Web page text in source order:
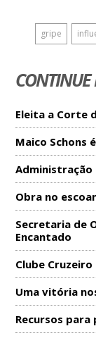
gripe
Eleita a Corte
Maico Schons
Administração
Obra no
Secretaria de
Encantado
Clube
Uma vitória
Recursos